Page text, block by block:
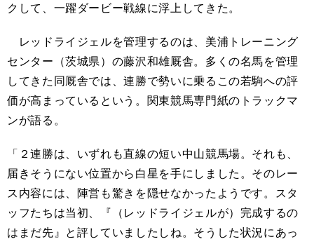
クして、一躍ダービー戦線に浮上してきた。
レッドライジェルを管理するのは、美浦トレーニング
センター（茨城県）の藤沢和雄厩舎。多くの名馬を管理
してきた同厩舎では、連勝で勢いに乗るこの若駒への評
価が高まっているという。関東競馬専門紙のトラックマ
ンが語る。
「２連勝は、いずれも直線の短い中山競馬場。それも、
届きそうにない位置から白星を手にしました。そのレー
ス内容には、陣営も驚きを隠せなかったようです。スタ
ッフたちは当初、『（レッドライジェルが）完成するの
はまだ先』と評していましたしね。そうした状況にあっ